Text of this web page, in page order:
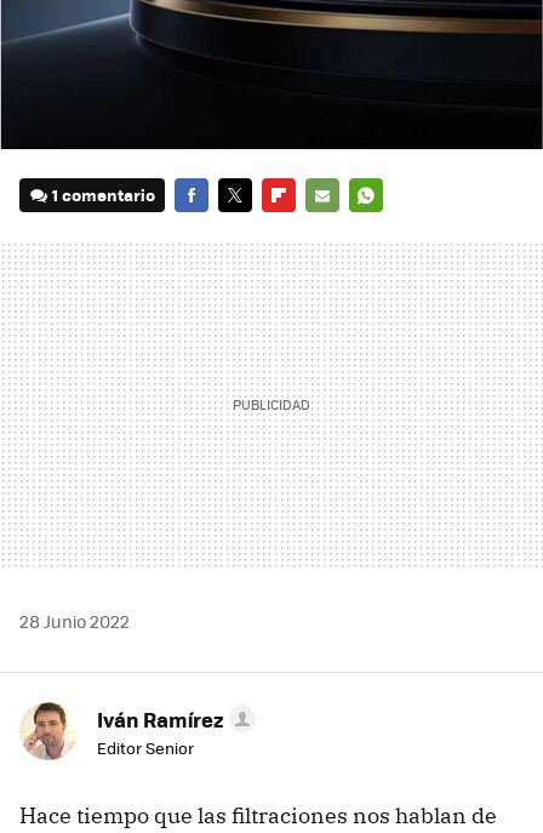
1 comentario
MAIL
28 Junio 2022
Iván Ramírez
Editor Senior
Hace tiempo que las filtraciones nos hablan de